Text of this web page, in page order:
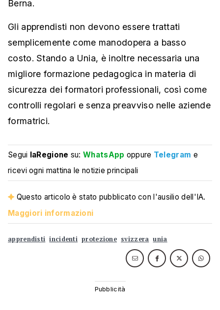
Berna.
Gli apprendisti non devono essere trattati
semplicemente come manodopera a basso
costo. Stando a Unia, è inoltre necessaria una
migliore formazione pedagogica in materia di
sicurezza dei formatori professionali, così come
controlli regolari e senza preavviso nelle aziende
formatrici.
Segui laRegione su:WhatsApp oppure Telegram e
ricevi ogni mattina le notizie principali
Questo articolo è stato pubblicato con l'ausilio dell'IA.
Maggiori informazioni
apprendisti incidenti protezione svizzera unia